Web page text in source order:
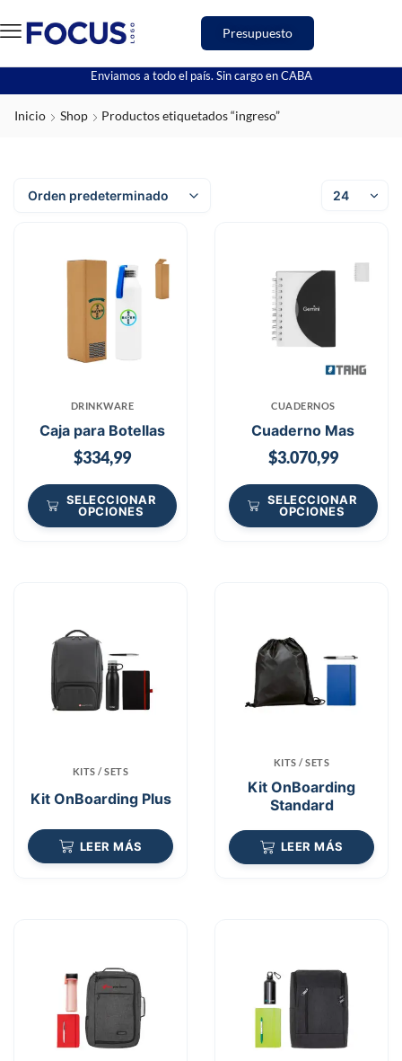
Presupuesto
Enviamos a todo el país. Sin cargo en CABA
Inicio Shop Productos etiquetados “ingreso”
DRINKWARE
Caja para Botellas
$334,99
SELECCIONAR
OPCIONES
CUADERNOS
Cuaderno Mas
$3.070,99
SELECCIONAR
OPCIONES
KITS / SETS
Kit OnBoarding Plus
LEER MÁS
KITS / SETS
Kit OnBoarding
Standard
LEER MÁS